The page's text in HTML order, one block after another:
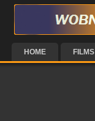
HOME FILMS